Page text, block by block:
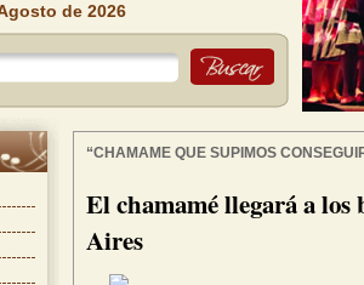
de 2026
“CHAMAME QUE SUPIMOS
El chamamé llegará a los
Aires